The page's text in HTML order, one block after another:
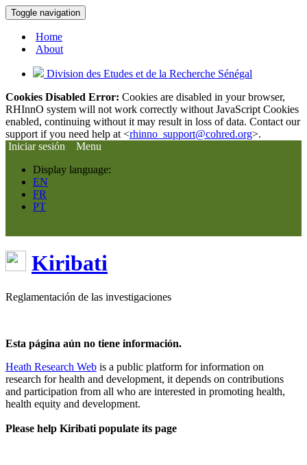
Toggle navigation
Home
About
Division des Etudes et de la Recherche Sénégal
Cookies Disabled Error: Cookies are disabled in your browser,
RHInnO system will not work correctly without JavaScript Cookies
enabled, continuing without it may result in loss of data. Contact our
support if you need help at <rhinno_support@cohred.org>.
Iniciar sesión
Menu
Display language:
EN
FR
PT
Kiribati
Reglamentación de las investigaciones
Esta página aún no tiene información.
Heath Research Web is a public platform for information on
research for health and development, it depends on contributions
and participation from all who are interested in promoting health,
health equity and development.
Please help Kiribati populate its page